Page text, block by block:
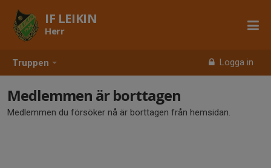
Truppen Logga in
IF LEIKIN
Herr
Medlemmen är borttagen
Medlemmen du försöker nå är borttagen från hemsidan.